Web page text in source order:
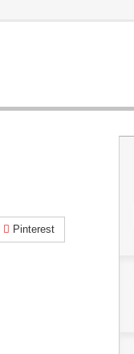
Pinterest